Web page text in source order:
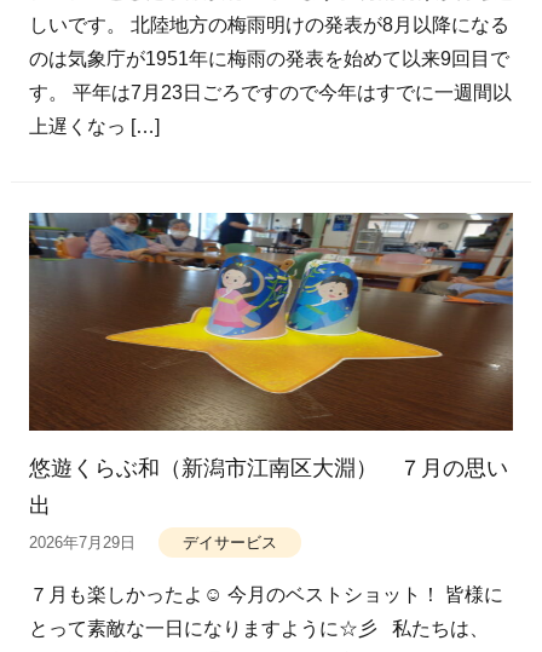
しいです。 北陸地方の梅雨明けの発表が8月以降になる
のは気象庁が1951年に梅雨の発表を始めて以来9回目で
す。 平年は7月23日ごろですので今年はすでに一週間以
上遅くなっ […]
悠遊くらぶ和（新潟市江南区大淵） ７月の思い
出
2026年7月29日 デイサービス
７月も楽しかったよ☺ 今月のベストショット！ 皆様に
とって素敵な一日になりますように☆彡 私たちは、